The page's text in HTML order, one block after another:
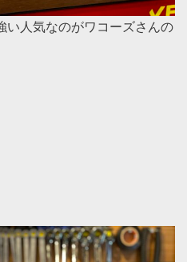
い人気なのがワコーズさんの